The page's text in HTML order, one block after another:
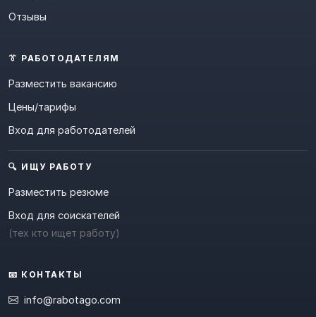
Отзывы
👔 РАБОТОДАТЕЛЯМ
Разместить вакансию
Цены/тарифы
Вход для работодателей
🔍 ИЩУ РАБОТУ
Разместить резюме
Вход для соискателей
(тех кто ищет работу)
📧 КОНТАКТЫ
info@rabotago.com